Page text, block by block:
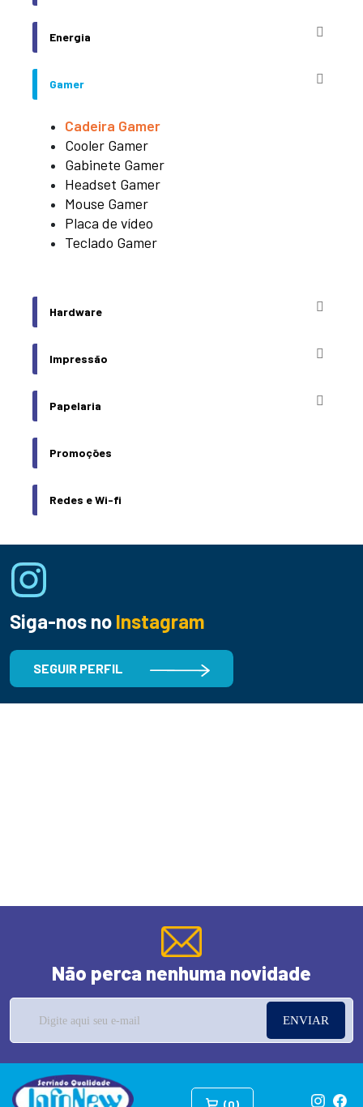
Energia
Gamer
Cadeira Gamer
Cooler Gamer
Gabinete Gamer
Headset Gamer
Mouse Gamer
Placa de vídeo
Teclado Gamer
Hardware
Impressão
Papelaria
Promoções
Redes e Wi-fi
Siga-nos no Instagram
SEGUIR PERFIL
Não perca nenhuma novidade
ENVIAR